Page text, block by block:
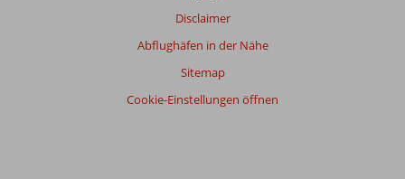
Disclaimer
Abflughäfen in der Nähe
Sitemap
Cookie-Einstellungen öffnen